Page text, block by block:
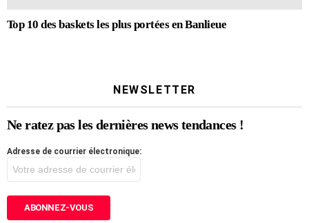
Top 10 des baskets les plus portées en Banlieue
NEWSLETTER
Ne ratez pas les dernières news tendances !
Adresse de courrier électronique: